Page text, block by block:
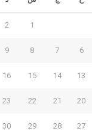
1
2
6
7
8
9
13
14
15
16
20
21
22
23
27
28
29
30